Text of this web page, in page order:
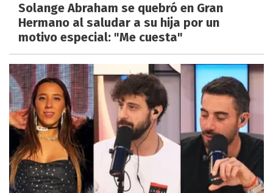
Solange Abraham se quebró en Gran
Hermano al saludar a su hija por un
motivo especial: "Me cuesta"